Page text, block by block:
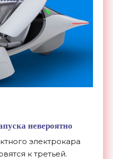
невероятно
электрокара
к третьей.